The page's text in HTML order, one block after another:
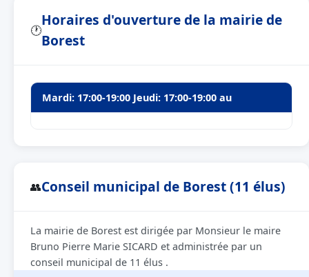
🕐
Horaires d'ouverture de la mairie de
Borest
Mardi: 17:00-19:00 Jeudi: 17:00-19:00 au
👥Conseil municipal de Borest (11 élus)
La mairie de Borest est dirigée par Monsieur le maire
Bruno Pierre Marie SICARD et administrée par un
conseil municipal de 11 élus .